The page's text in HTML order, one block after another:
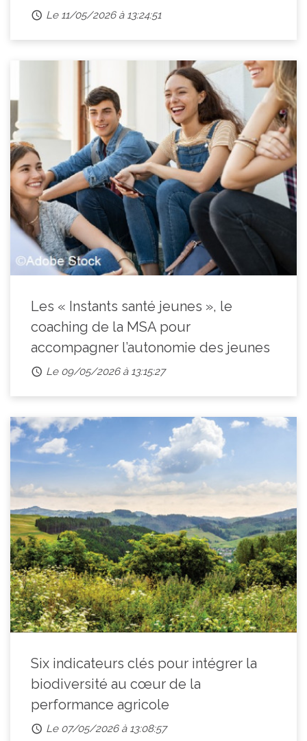
Le 11/05/2026 à 13:24:51
Les « Instants santé jeunes », le
coaching de la MSA pour
accompagner l’autonomie des jeunes
Le 09/05/2026 à 13:15:27
Six indicateurs clés pour intégrer la
biodiversité au cœur de la
performance agricole
Le 07/05/2026 à 13:08:57